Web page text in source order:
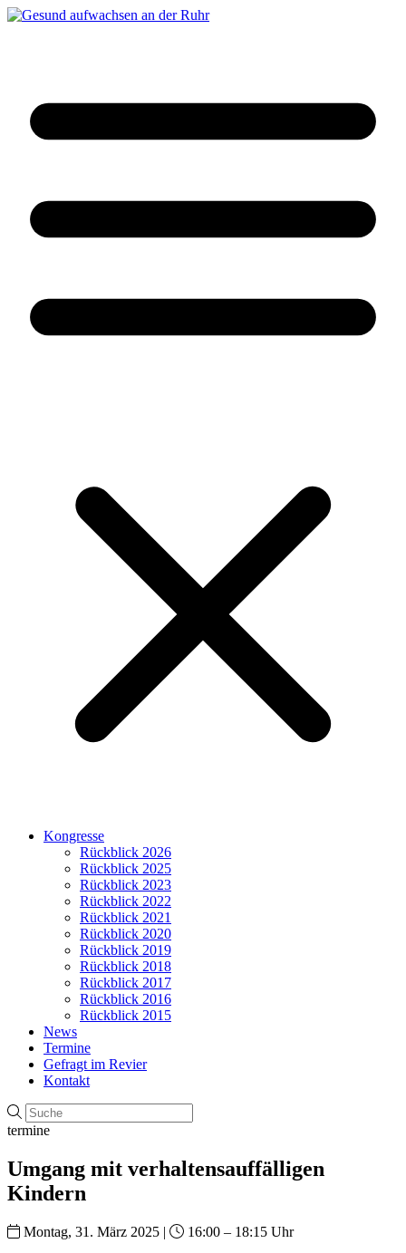
Kongresse
Rückblick 2026
Rückblick 2025
Rückblick 2023
Rückblick 2022
Rückblick 2021
Rückblick 2020
Rückblick 2019
Rückblick 2018
Rückblick 2017
Rückblick 2016
Rückblick 2015
News
Termine
Gefragt im Revier
Kontakt
termine
Umgang mit verhaltensauffälligen
Kindern
Montag, 31. März 2025 |
16:00 – 18:15 Uhr